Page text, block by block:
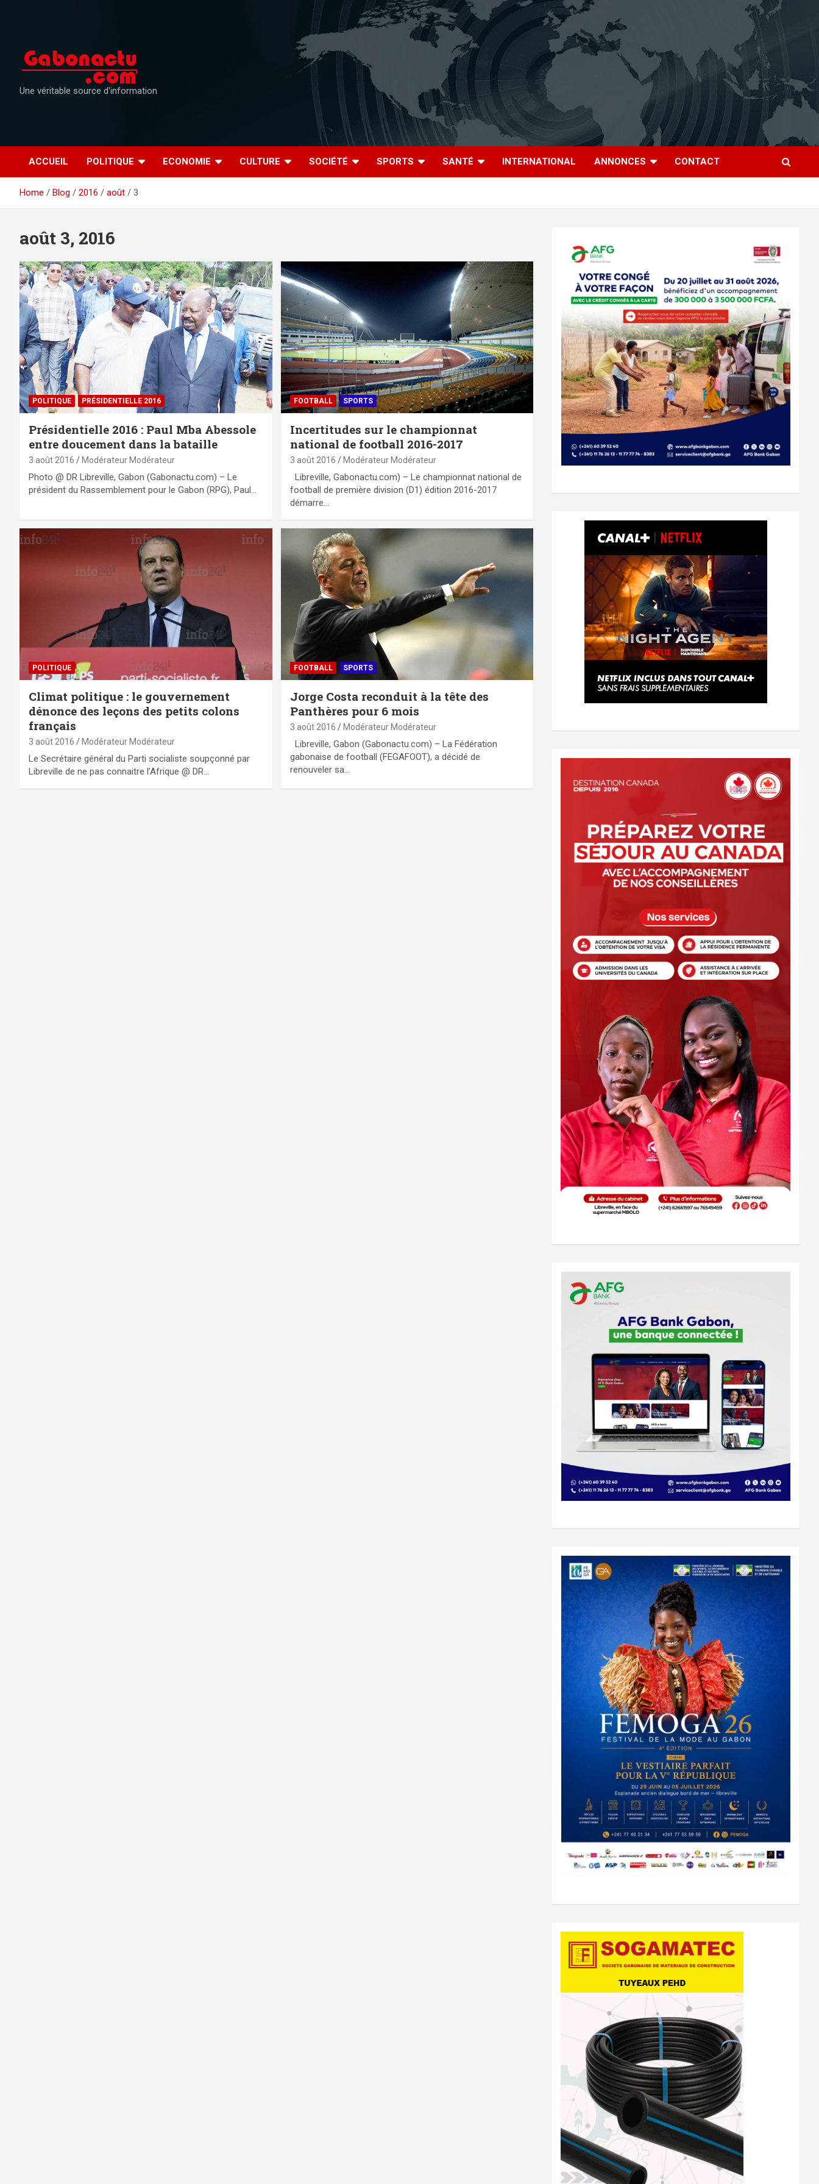
Une véritable source d'information
ACCUEIL POLITIQUE ECONOMIE CULTURE SOCIÉTÉ SPORTS SANTÉ INTERNATIONAL ANNONCES CONTACT
Home Blog 2016 août 3
août 3, 2016
POLITIQUE PRÉSIDENTIELLE 2016
Présidentielle 2016 : Paul Mba Abessole
entre doucement dans la bataille
3 août 2016 Modérateur Modérateur
Photo @ DR Libreville, Gabon (Gabonactu.com) – Le
président du Rassemblement pour le Gabon (RPG), Paul…
FOOTBALL SPORTS
Incertitudes sur le championnat
national de football 2016-2017
3 août 2016 Modérateur Modérateur
Libreville, Gabonactu.com) – Le championnat national de
football de première division (D1) édition 2016-2017
démarre…
POLITIQUE
Climat politique : le gouvernement
dénonce des leçons des petits colons
français
3 août 2016 Modérateur Modérateur
Le Secrétaire général du Parti socialiste soupçonné par
Libreville de ne pas connaitre l’Afrique @ DR…
FOOTBALL SPORTS
Jorge Costa reconduit à la tête des
Panthères pour 6 mois
3 août 2016 Modérateur Modérateur
Libreville, Gabon (Gabonactu.com) – La Fédération
gabonaise de football (FEGAFOOT), a décidé de
renouveler sa…